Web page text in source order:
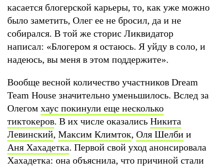
касается блогерской карьеры, то, как уже можно
было заметить, Олег ее не бросил, да и не
собирался. В той же сторис Ликвидатор
написал: «Блогером я остаюсь. Я уйду в соло, и
надеюсь, вы меня в этом поддержите».
Вообще весной количество участников Dream
Team House значительно уменьшилось. Вслед за
Олегом хаус покинули еще несколько
тиктокеров. В их числе оказались Никита
Левинский, Максим Климток, Оля Шелби и
Аня Хахадетка. Первой свой уход анонсировала
Хахадетка: она объяснила, что причиной стали